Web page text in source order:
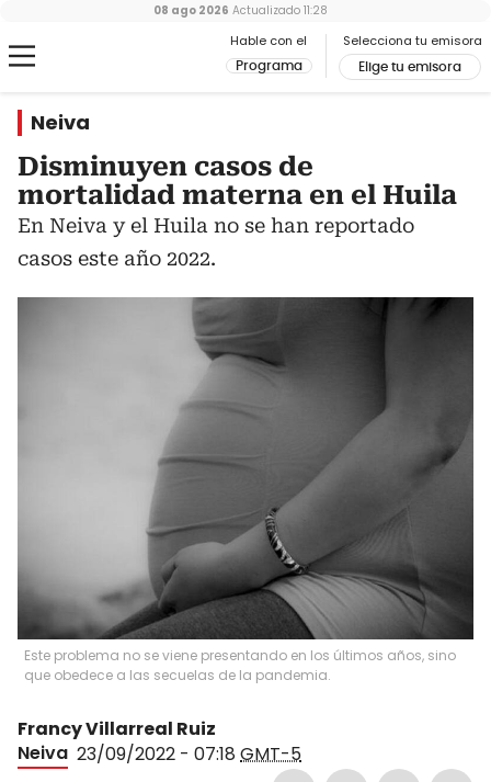
Hable con el
Programa
Selecciona tu emisora
Elige tu emisora
08 ago 2026 Actualizado 11:28
Neiva
Disminuyen casos de
mortalidad materna en el Huila
En Neiva y el Huila no se han reportado
casos este año 2022.
Este problema no se viene presentando en los últimos años, sino
que obedece a las secuelas de la pandemia.
Francy Villarreal Ruiz
Neiva 23/09/2022 - 07:18 GMT-5